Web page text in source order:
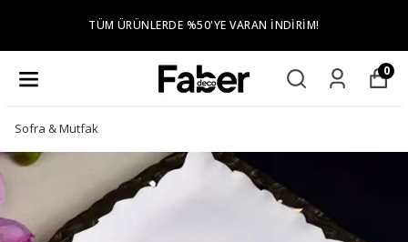
TÜM ÜRÜNLERDE %50'YE VARAN İNDIRIM!
0
Sofra & Mutfak